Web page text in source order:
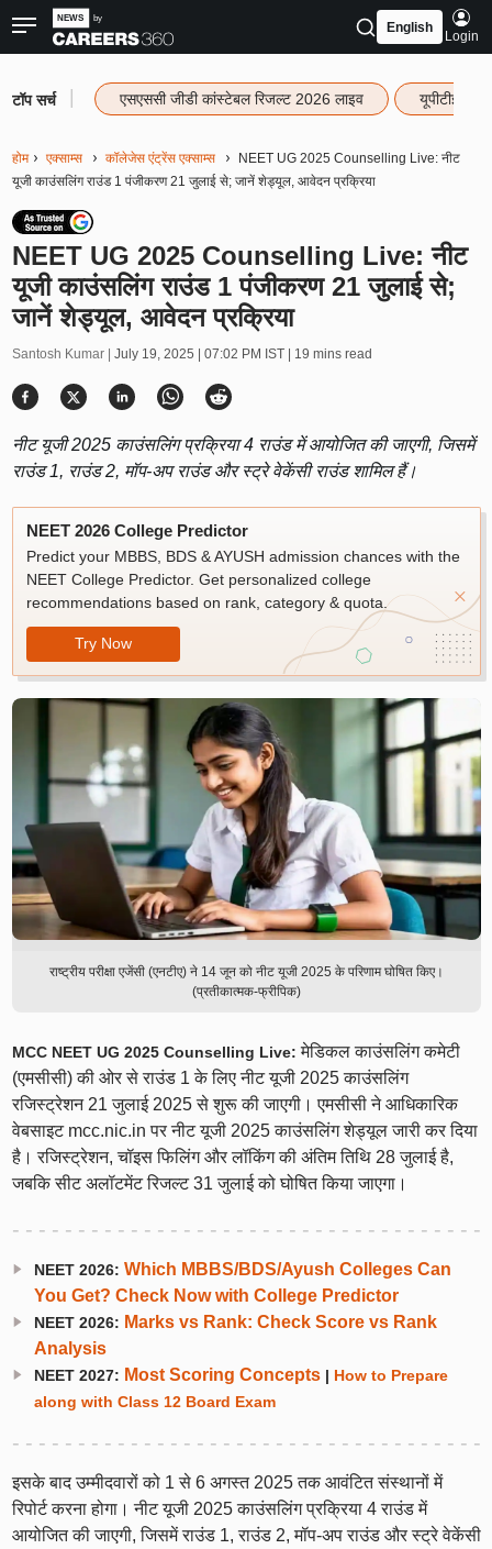
English
Login
टॉप सर्च एसएससी जीडी कांस्टेबल रिजल्ट 2026 लाइव यूपीटीईटी
होम एक्साम्स कॉलेजेस एंट्रेंस एक्साम्स
NEET UG 2025 Counselling Live: नीट
यूजी काउंसलिंग राउंड 1 पंजीकरण 21 जुलाई से; जानें शेड्यूल, आवेदन प्रक्रिया
NEET UG 2025 Counselling Live: नीट
यूजी काउंसलिंग राउंड 1 पंजीकरण 21 जुलाई से;
जानें शेड्यूल, आवेदन प्रक्रिया
Santosh Kumar | July 19, 2025 | 07:02 PM IST| 19 mins read
नीट यूजी 2025 काउंसलिंग प्रक्रिया 4 राउंड में आयोजित की जाएगी, जिसमें
राउंड 1, राउंड 2, मॉप-अप राउंड और स्ट्रे वेकेंसी राउंड शामिल हैं।
NEET 2026 College Predictor
Predict your MBBS, BDS & AYUSH admission chances with the
NEET College Predictor. Get personalized college
recommendations based on rank, category & quota.
Try Now
राष्ट्रीय परीक्षा एजेंसी (एनटीए) ने 14 जून को नीट यूजी 2025 के परिणाम घोषित किए।
(प्रतीकात्मक-फ्रीपिक)
MCC NEET UG 2025 Counselling Live:मेडिकल काउंसलिंग कमेटी
(एमसीसी) की ओर से राउंड 1 के लिए नीट यूजी 2025 काउंसलिंग
रजिस्ट्रेशन 21 जुलाई 2025 से शुरू की जाएगी। एमसीसी ने आधिकारिक
वेबसाइट mcc.nic.in पर नीट यूजी 2025 काउंसलिंग शेड्यूल जारी कर दिया
है। रजिस्ट्रेशन, चॉइस फिलिंग और लॉकिंग की अंतिम तिथि 28 जुलाई है,
जबकि सीट अलॉटमेंट रिजल्ट 31 जुलाई को घोषित किया जाएगा।
NEET 2026: Which MBBS/BDS/Ayush Colleges Can
You Get? Check Now with College Predictor
NEET 2026: Marks vs Rank: Check Score vs Rank
Analysis
NEET 2027: Most Scoring Concepts| How to Prepare
along with Class 12 Board Exam
इसके बाद उम्मीदवारों को 1 से 6 अगस्त 2025 तक आवंटित संस्थानों में
रिपोर्ट करना होगा। नीट यूजी 2025 काउंसलिंग प्रक्रिया 4 राउंड में
आयोजित की जाएगी, जिसमें राउंड 1, राउंड 2, मॉप-अप राउंड और स्ट्रे वेकेंसी